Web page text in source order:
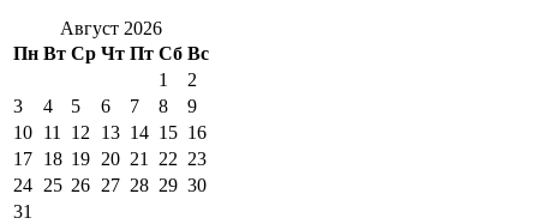
Август 2026
Пн Вт Ср Чт Пт Сб Вс
1
2
3
4 5 6 7 8
9
10 11 12 13 14 15 16
17 18 19 20 21 22 23
24 25 26 27 28 29 30
31